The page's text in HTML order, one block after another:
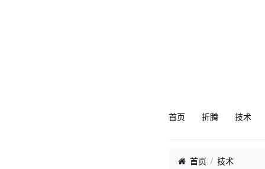
首页 折腾 技术
首页 技术